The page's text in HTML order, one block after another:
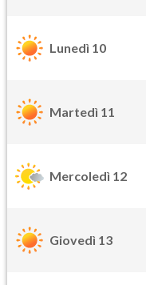
Lunedì 10
Martedì 11
Mercoledì 12
Giovedì 13